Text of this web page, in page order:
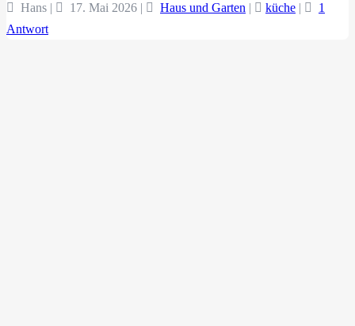
Hans | 17. Mai 2026 | Haus und Garten | küche |
1
Antwort